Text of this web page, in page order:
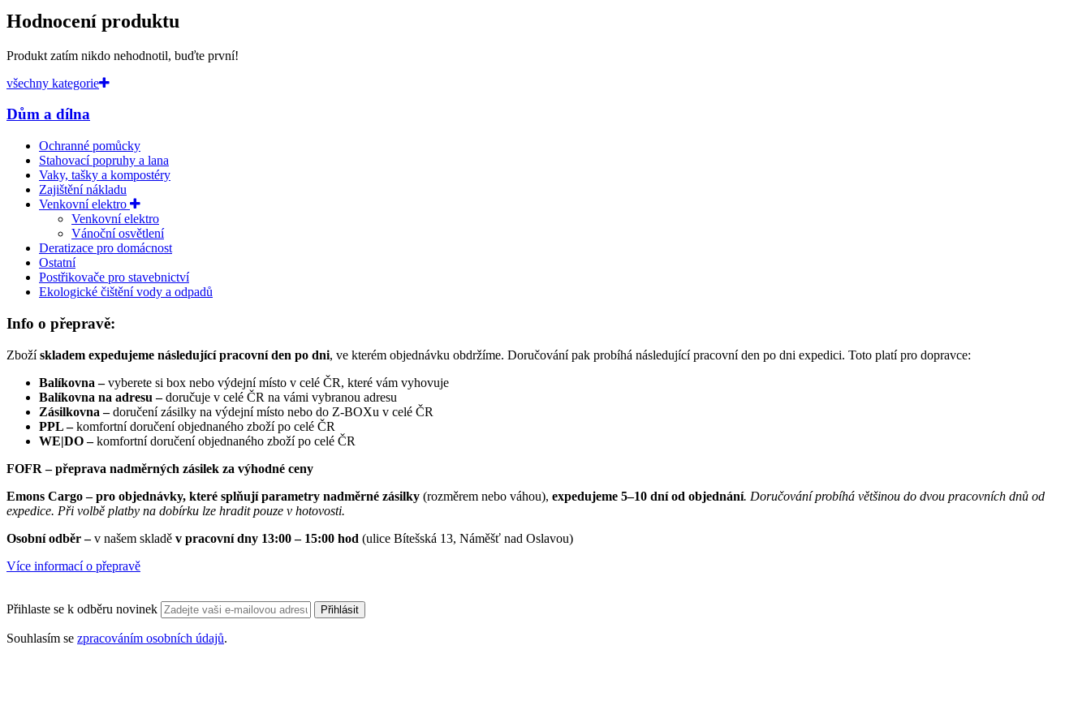
Hodnocení produktu
Produkt zatím nikdo nehodnotil, buďte první!
všechny kategorie
Dům a dílna
Ochranné pomůcky
Stahovací popruhy a lana
Vaky, tašky a kompostéry
Zajištění nákladu
Venkovní elektro
Venkovní elektro
Vánoční osvětlení
Deratizace pro domácnost
Ostatní
Postřikovače pro stavebnictví
Ekologické čištění vody a odpadů
Info o přepravě:
Zbožískladem expedujeme následující pracovní den po dni, ve kterém objednávku obdržíme. Doručování pak probíhá následující pracovní den po dni expedici. Toto platí pro dopravce:
Balíkovna –vyberete si box nebo výdejní místo v celé ČR, které vám vyhovuje
Balíkovna na adresu –doručuje v celé ČR na vámi vybranou adresu
Zásilkovna –doručení zásilky na výdejní místo nebo do Z-BOXu v celé ČR
PPL –komfortní doručení objednaného zboží po celé ČR
WE|DO –komfortní doručení objednaného zboží po celé ČR
FOFR – přeprava nadměrných zásilek za výhodné ceny
Emons Cargo – pro objednávky, které splňují parametry nadměrné zásilky (rozměrem nebo váhou), expedujeme 5–10 dní od objednání. Doručování probíhá většinou do dvou pracovních dnů od
expedice. Při volbě platby na dobírku lze hradit pouze v hotovosti.
Osobní odběr –v našem skladě v pracovní dny 13:00 – 15:00 hod (ulice Bítešská 13, Náměšť nad Oslavou)
Více informací o přepravě
Přihlaste se k odběru novinek Přihlásit
Souhlasím se zpracováním osobních údajů.